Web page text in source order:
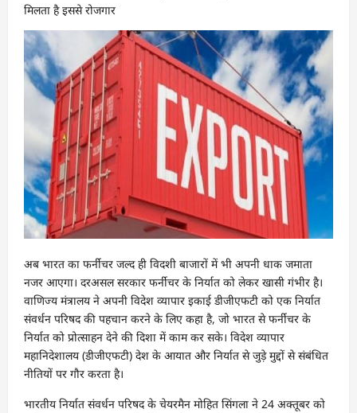
मिलता है इससे रोजगार
अब भारत का फर्नीचर जल्द ही विदशी बाजारों में भी अपनी धाक जमाता
नजर आएगा। दरअसल सरकार फर्नीचर के निर्यात को लेकर खासी गंभीर है।
वाणिज्य मंत्रालय ने अपनी विदेश व्यापार इकाई डीजीएफटी को एक निर्यात
संवर्धन परिषद की पहचान करने के लिए कहा है, जो भारत से फर्नीचर के
निर्यात को प्रोत्साहन देने की दिशा में काम कर सके। विदेश व्यापार
महानिदेशालय (डीजीएफटी) देश के आयात और निर्यात से जुड़े मुद्दों से संबंधित
नीतियों पर गौर करता है।
भारतीय निर्यात संवर्धन परिषद के चेयरमैन मोहित सिंगला ने 24 अक्तूबर को